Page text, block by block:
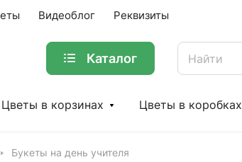
Видеоблог Реквизиты
Каталог
Цветы в корзинах Цветы в коробках
Букеты на день учителя